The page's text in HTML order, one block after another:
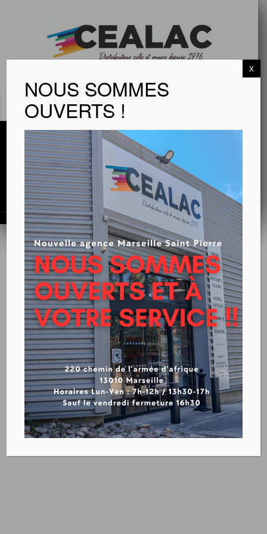
MENU
REVETEMENT CLASSÉ MARINE ( I.M.O)
PVC – FLOTEX
TEXTILE
NOUS SOMMES
OUVERTS !
X